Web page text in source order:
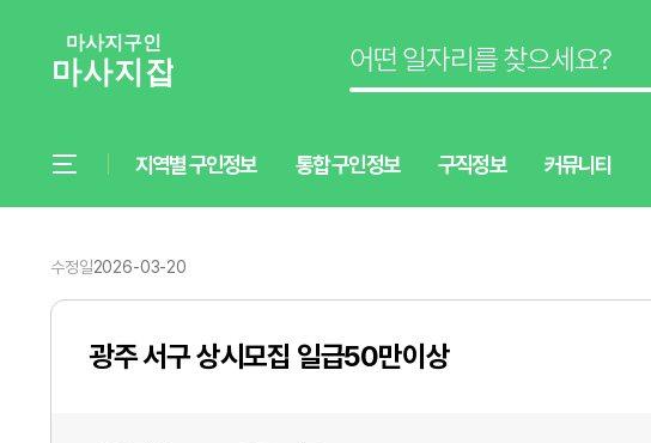
지역별 구인정보 통합 구인정보 구직정보 커뮤니티
수정일2026-03-20
광주 서구 상시모집 일급50만이상